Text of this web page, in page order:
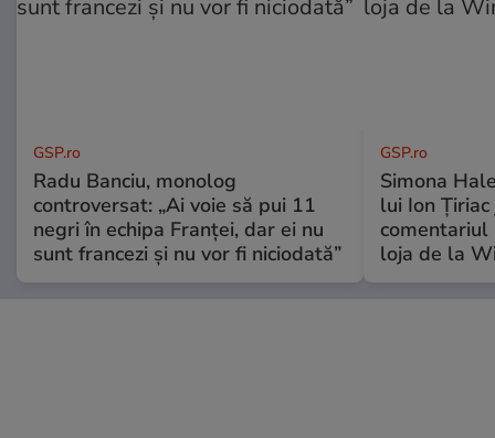
GSP.ro
Radu Banciu, monolog
controversat: „Ai voie să pui 11
negri în echipa Franței, dar ei nu
sunt francezi și nu vor fi niciodată”
GSP.ro
Simona
lui Ion
loja de la